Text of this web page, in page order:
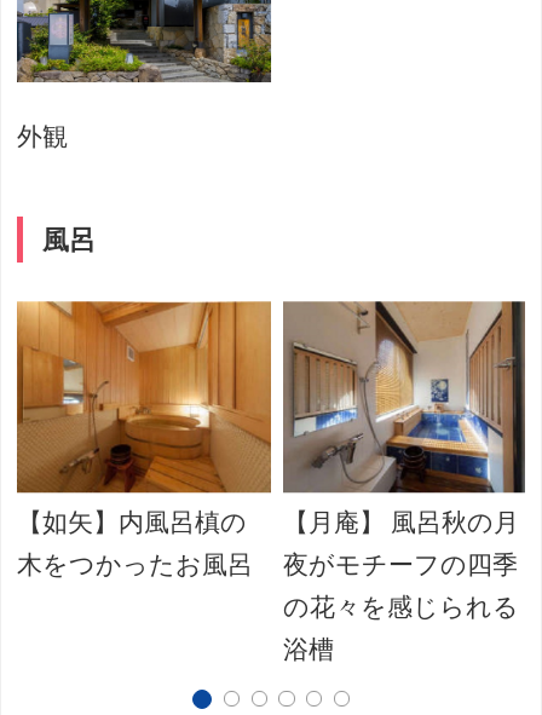
外観
風呂
【如矢】内風呂槙の
木をつかったお風呂
【月庵】 風呂秋の月
夜がモチーフの四季
の花々を感じられる
浴槽